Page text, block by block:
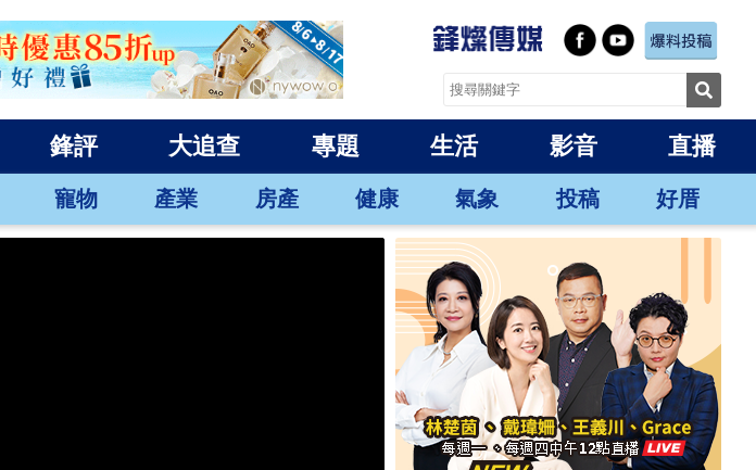
鋒評 大追查 專題 生活 影音 直播
寵物 產業 房產 健康 氣象 投稿 好厝